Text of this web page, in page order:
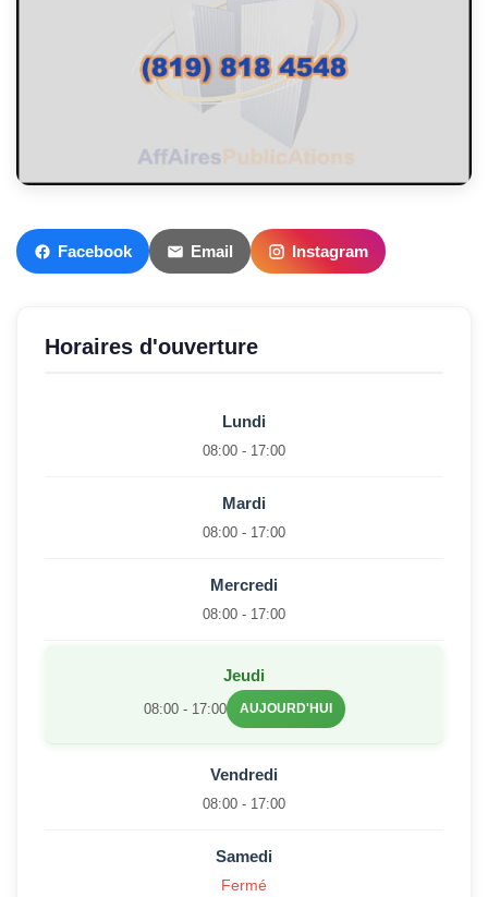
Facebook Email Instagram
Horaires d'ouverture
Lundi
08:00 - 17:00
Mardi
08:00 - 17:00
Mercredi
08:00 - 17:00
Jeudi
08:00 - 17:00 AUJOURD'HUI
Vendredi
08:00 - 17:00
Samedi
Fermé